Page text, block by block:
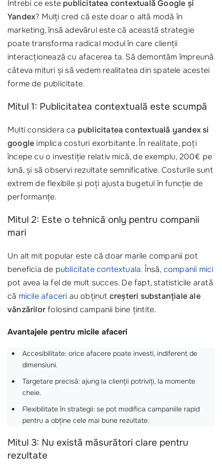
Întrebi ce este publicitatea contextuală Google și
Yandex? Mulți cred că este doar o altă modă în
marketing, însă adevărul este că această strategie
poate transforma radical modul în care clienții
interacționează cu afacerea ta. Să demontăm împreună
câteva mituri și să vedem realitatea din spatele acestei
forme de publicitate.
Mitul 1: Publicitatea contextuală este scumpă
Multi considera ca publicitatea contextuală yandex si
google implica costuri exorbitante. În realitate, poți
începe cu o investiție relativ mică, de exemplu, 200€ pe
lună, și să observi rezultate semnificative. Costurile sunt
extrem de flexibile și poți ajusta bugetul în funcție de
performanțe.
Mitul 2: Este o tehnică only pentru companii
mari
Un alt mit popular este că doar marile companii pot
beneficia de publicitate contextuala. Însă, companii mici
pot avea la fel de mult succes. De fapt, statisticile arată
că micile afaceri au obținut creșteri substanțiale ale
vânzărilorfolosind campanii bine țintite.
Avantajele pentru micile afaceri
Accesibilitate: orice afacere poate investi, indiferent de
dimensiuni.
Targetare precisă: ajung la clienții potriviți, la momente
cheie.
Flexibilitate în strategii: se pot modifica campaniile rapid
pentru a obține cele mai bune rezultate.
Mitul 3: Nu există măsurători clare pentru
rezultate